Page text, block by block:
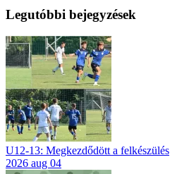
Legutóbbi bejegyzések
U12-13: Megkezdődött a felkészülés
2026 aug 04